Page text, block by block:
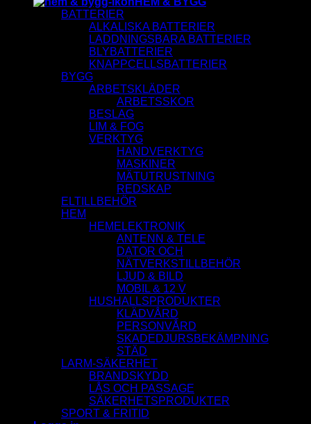
BATTERIER
ALKALISKA BATTERIER
LADDNINGSBARA BATTERIER
BLYBATTERIER
KNAPPCELLSBATTERIER
BYGG
ARBETSKLÄDER
ARBETSSKOR
BESLAG
LIM & FOG
VERKTYG
HANDVERKTYG
MASKINER
MÄTUTRUSTNING
REDSKAP
ELTILLBEHÖR
HEM
HEMELEKTRONIK
ANTENN & TELE
DATOR OCH
NÄTVERKSTILLBEHÖR
LJUD & BILD
MOBIL & 12 V
HUSHALLSPRODUKTER
KLÄDVÅRD
PERSONVÅRD
SKADEDJURSBEKÄMPNING
STÄD
LARM-SÄKERHET
BRANDSKYDD
LÅS OCH PASSAGE
SÄKERHETSPRODUKTER
SPORT & FRITID